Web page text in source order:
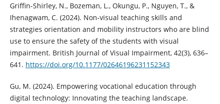
Griffin-Shirley, N., Bozeman, L., Okungu, P., Nguyen, T., &
Ihenagwam, C. (2024). Non-visual teaching skills and
strategies orientation and mobility instructors who are blind
use to ensure the safety of the students with visual
impairment. British Journal of Visual Impairment, 42(3), 636–
641. https://doi.org/10.1177/02646196231152343
Gu, M. (2024). Empowering vocational education through
digital technology: Innovating the teaching landscape.